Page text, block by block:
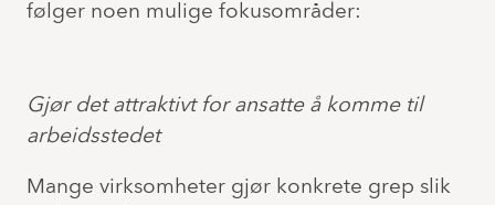
følger noen mulige fokusområder:
Gjør det attraktivt for ansatte å komme til
arbeidsstedet
Mange virksomheter gjør konkrete grep slik